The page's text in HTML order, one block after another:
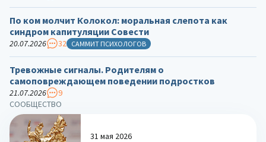
СООБЩЕСТВО
31 мая 2026
По ком молчит Колокол: моральная слепота как
синдром капитуляции Совести
20.07.2026 32 САММИТ ПСИХОЛОГОВ
Тревожные сигналы. Родителям о
самоповреждающем поведении подростков
21.07.2026 9